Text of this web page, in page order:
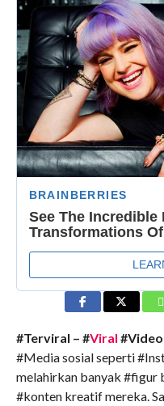
#Terviral – #Viral
#Media sosial seperti
melahirkan banyak #figur
#konten kreatif mereka.